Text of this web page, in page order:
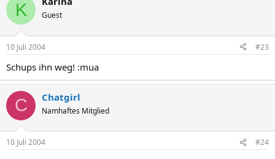
K Guest
10 Juli 2004 #23
Schups ihn weg! :mua
C Chatgirl
Namhaftes Mitglied
10 Juli 2004 #24